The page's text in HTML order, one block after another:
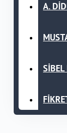
A.
SİBEL